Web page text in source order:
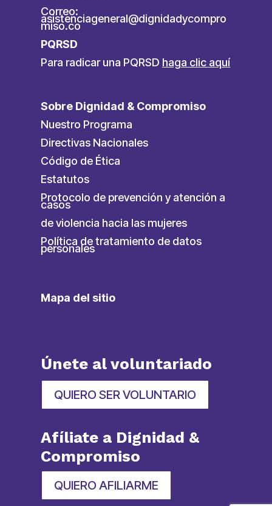
Correo:
asistenciageneral@dignidadycompro
miso.co
PQRSD
Para radicar una PQRSD haga clic aquí
Sobre Dignidad & Compromiso
Nuestro Programa
Directivas Nacionales
Código de Ética
Estatutos
Protocolo de prevención y atención a
casos
de violencia hacia las mujeres
Política de tratamiento de datos
personales
Mapa del sitio
Únete al voluntariado
QUIERO SER VOLUNTARIO
Afíliate a Dignidad &
Compromiso
QUIERO AFILIARME